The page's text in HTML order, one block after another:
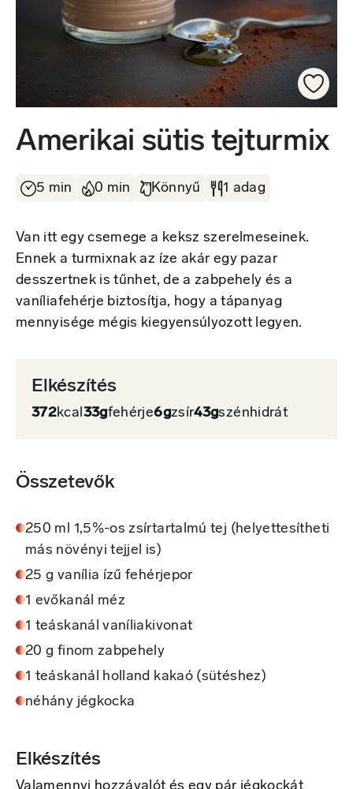
Amerikai sütis tejturmix
5 min 0 min Könnyű 1 adag
Van itt egy csemege a keksz szerelmeseinek.
Ennek a turmixnak az íze akár egy pazar
desszertnek is tűnhet, de a zabpehely és a
vaníliafehérje biztosítja, hogy a tápanyag
mennyisége mégis kiegyensúlyozott legyen.
Elkészítés
372kcal33gfehérje6gzsír43gszénhidrát
Összetevők
250 ml 1,5%-os zsírtartalmú tej (helyettesítheti
más növényi tejjel is)
25 g vanília ízű fehérjepor
1 evőkanál méz
1 teáskanál vaníliakivonat
20 g finom zabpehely
1 teáskanál holland kakaó (sütéshez)
néhány jégkocka
Elkészítés